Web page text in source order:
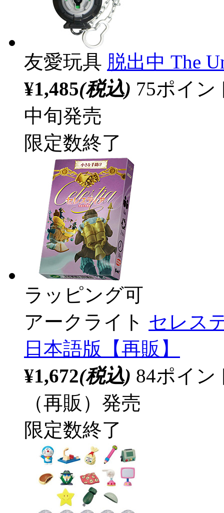
友愛玩具 脱出中 The
¥1,485(税込) 75ポイ
中旬発売
限定数終了
ラッピング可
アークライト セレス
日本語版【再販】
¥1,672(税込) 84ポイ
（再販）発売
限定数終了